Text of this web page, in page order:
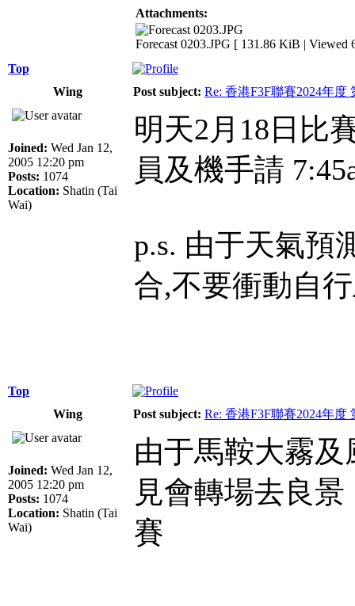
Attachments:
Forecast 0203.JPG [ 131.86 KiB | Viewed
Top
Wing
Post subject: Re: 香港F3F聯賽2024年度
Joined: Wed Jan 12,
2005 12:20 pm
Posts: 1074
Location: Shatin (Tai
Wai)
明天2月18日比
員及機手請
p.s. 由于天氣預
合,不要衝動自
Top
Wing
Post subject: Re: 香港F3F聯賽2024年度
Joined: Wed Jan 12,
2005 12:20 pm
Posts: 1074
Location: Shatin (Tai
Wai)
由于馬鞍大霧
見會轉場去良
賽